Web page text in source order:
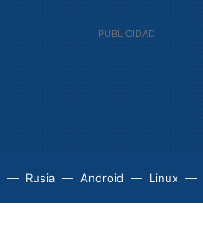
Rusia Android Linux